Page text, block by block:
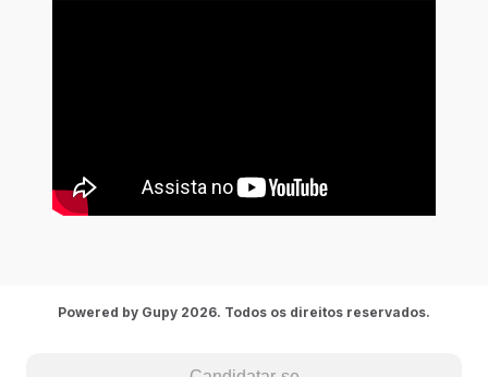
Powered by Gupy 2026. Todos os direitos reservados.